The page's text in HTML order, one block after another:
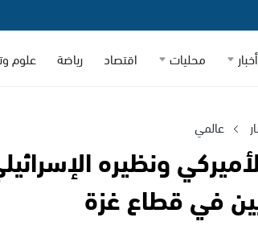
أخبار محليات اقتصاد رياضة علوم
عالمي
ونظيره
في قطاع غزة